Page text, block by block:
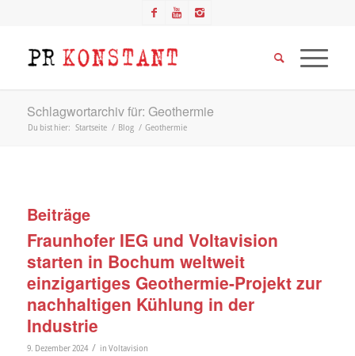
Schlagwortarchiv für: Geothermie
Du bist hier: Startseite / Blog / Geothermie
Beiträge
Fraunhofer IEG und Voltavision
starten in Bochum weltweit
einzigartiges Geothermie-Projekt zur
nachhaltigen Kühlung in der
Industrie
9. Dezember 2024 / in Voltavision